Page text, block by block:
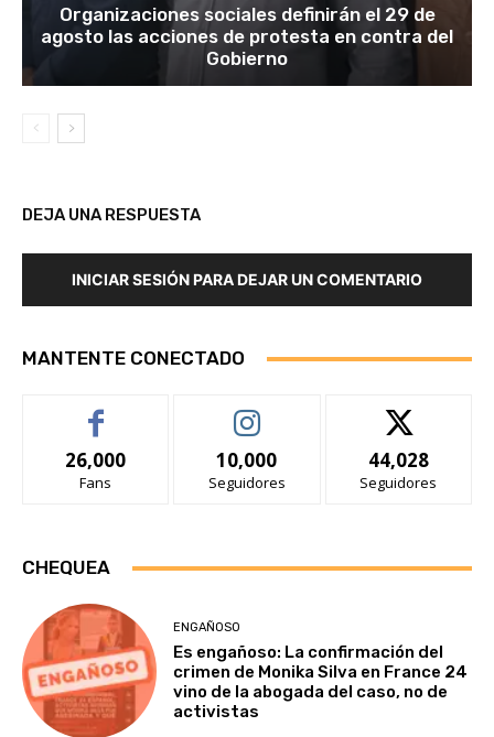
Organizaciones sociales definirán el 29 de
agosto las acciones de protesta en contra del
Gobierno
DEJA UNA RESPUESTA
INICIAR SESIÓN PARA DEJAR UN COMENTARIO
MANTENTE CONECTADO
26,000
Fans
10,000
Seguidores
44,028
Seguidores
CHEQUEA
ENGAÑOSO
Es engañoso: La confirmación del
crimen de Monika Silva en France 24
vino de la abogada del caso, no de
activistas